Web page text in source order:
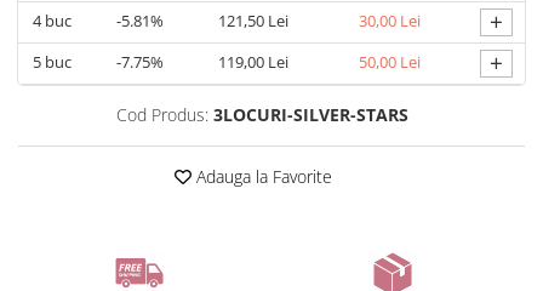
4buc -5.81% 121,50 Lei 30,00 Lei +
5buc -7.75% 119,00 Lei 50,00 Lei +
Cod Produs: 3LOCURI-SILVER-STARS
Adauga la Favorite